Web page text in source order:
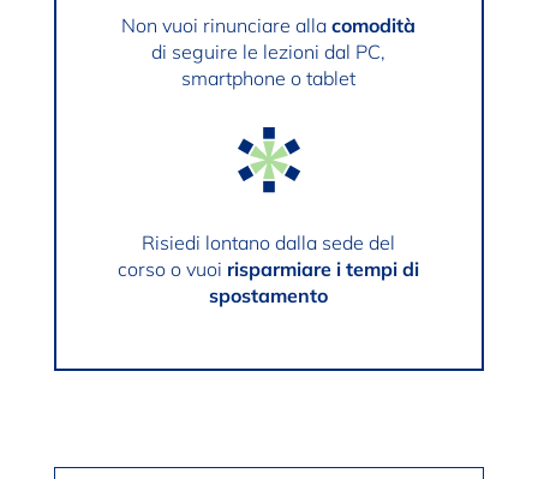
Non vuoi rinunciare alla comodità
di seguire le lezioni dal PC,
smartphone o tablet
Risiedi lontano dalla sede del
corso o vuoi risparmiare i tempi di
spostamento